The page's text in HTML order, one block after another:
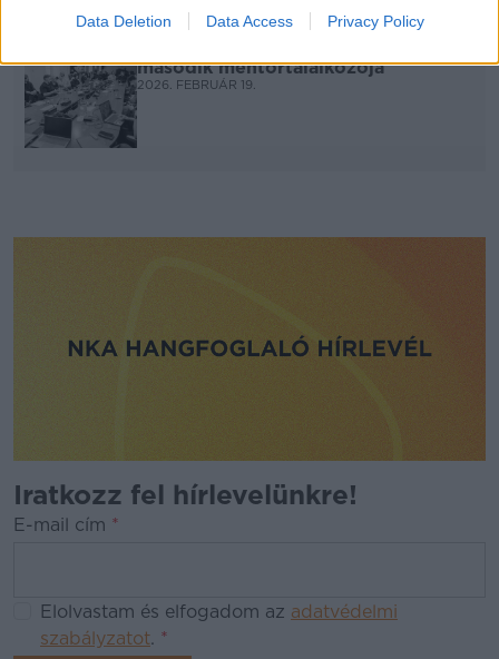
Data Deletion Data Access Privacy Policy
második mentortalálkozója
2026. FEBRUÁR 19.
Iratkozz fel hírlevelünkre!
E-mail cím *
Elolvastam és elfogadom az adatvédelmi
szabályzatot. *